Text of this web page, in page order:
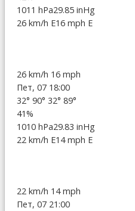
1011 hPa29.85 inHg
26 km/h E16 mph E
26 km/h 16 mph
Пет, 07 18:00
32° 90° 32° 89°
41%
1010 hPa29.83 inHg
22 km/h E14 mph E
22 km/h 14 mph
Пет, 07 21:00